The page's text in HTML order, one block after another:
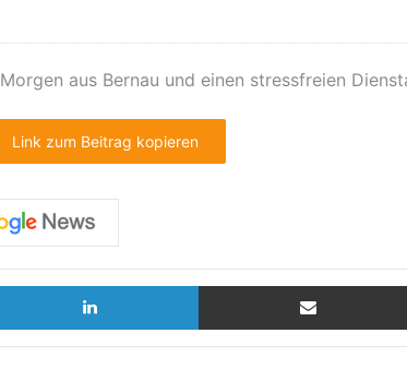
aus Bernau und einen stressfreien
Link zum Beitrag kopieren
LinkedIn